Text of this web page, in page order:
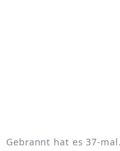
Gebrannt hat es 37-